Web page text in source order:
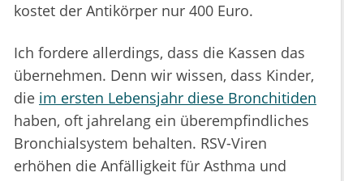
kostet der Antikörper nur 400 Euro.
Ich fordere allerdings, dass die Kassen das
übernehmen. Denn wir wissen, dass Kinder,
die im ersten Lebensjahr diese Bronchitiden
haben, oft jahrelang ein überempfindliches
Bronchialsystem behalten. RSV-Viren
erhöhen die Anfälligkeit für Asthma und